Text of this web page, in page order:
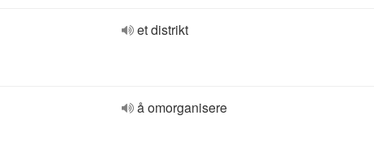
et distrikt
å omorganisere